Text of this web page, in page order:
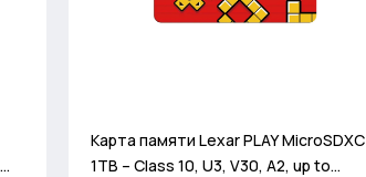
Карта памяти Lexar PLAY MicroSDXC
1TB – Class 10, U3, V30, A2, up to